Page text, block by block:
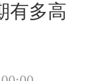
有多高